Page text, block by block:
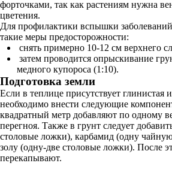
форточками, так как растениям нужна
цветения.
Для профилактики вспышки
такие меры предосторожности:
снять примерно 10-12 см верхнего
затем проводится опрыскивание
медного купороса (1:10).
Подготовка земли
Если в теплице присутствует глинистая
необходимо внести следующие
квадратный метр добавляют по одному
перегноя. Также в грунт следует
столовые ложки), карбамид (одну
золу (одну-две столовые ложки). После
перекапывают.